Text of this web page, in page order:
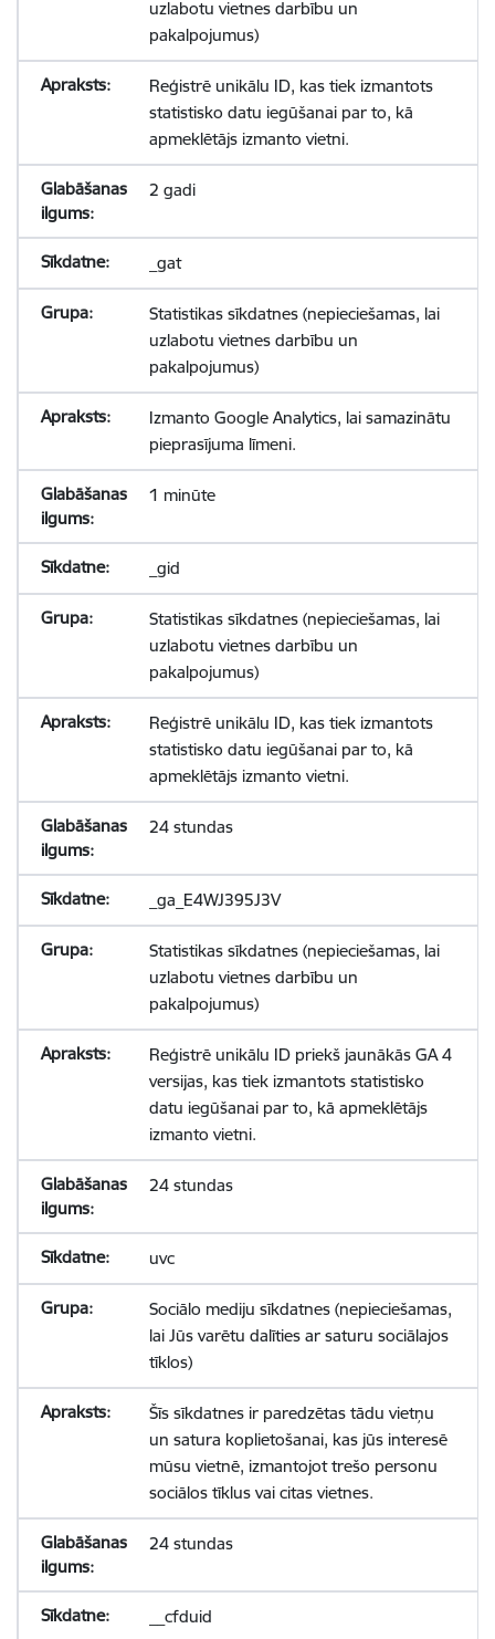
uzlabotu vietnes darbību un
pakalpojumus)
Reģistrē unikālu ID, kas tiek izmantots
statistisko datu iegūšanai par to, kā
apmeklētājs izmanto vietni.
2 gadi
_gat
Statistikas sīkdatnes (nepieciešamas, lai
uzlabotu vietnes darbību un
pakalpojumus)
Izmanto Google Analytics, lai samazinātu
pieprasījuma līmeni.
1 minūte
_gid
Statistikas sīkdatnes (nepieciešamas, lai
uzlabotu vietnes darbību un
pakalpojumus)
Reģistrē unikālu ID, kas tiek izmantots
statistisko datu iegūšanai par to, kā
apmeklētājs izmanto vietni.
24 stundas
_ga_E4WJ395J3V
Statistikas sīkdatnes (nepieciešamas, lai
uzlabotu vietnes darbību un
pakalpojumus)
Reģistrē unikālu ID priekš jaunākās GA 4
versijas, kas tiek izmantots statistisko
datu iegūšanai par to, kā apmeklētājs
izmanto vietni.
24 stundas
uvc
Sociālo mediju sīkdatnes (nepieciešamas,
lai Jūs varētu dalīties ar saturu sociālajos
tīklos)
Šīs sīkdatnes ir paredzētas tādu vietņu
un satura koplietošanai, kas jūs interesē
mūsu vietnē, izmantojot trešo personu
sociālos tīklus vai citas vietnes.
24 stundas
__cfduid